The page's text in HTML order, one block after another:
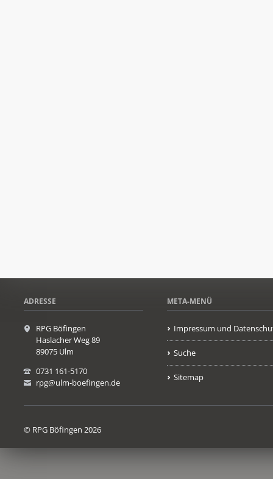
ADRESSE
RPG Böfingen
Haslacher Weg 89
89075 Ulm
0731 161-5170
rpg@ulm-boefingen.de
META-MENÜ
Impressum und
Suche
Sitemap
© RPG Böfingen 2026